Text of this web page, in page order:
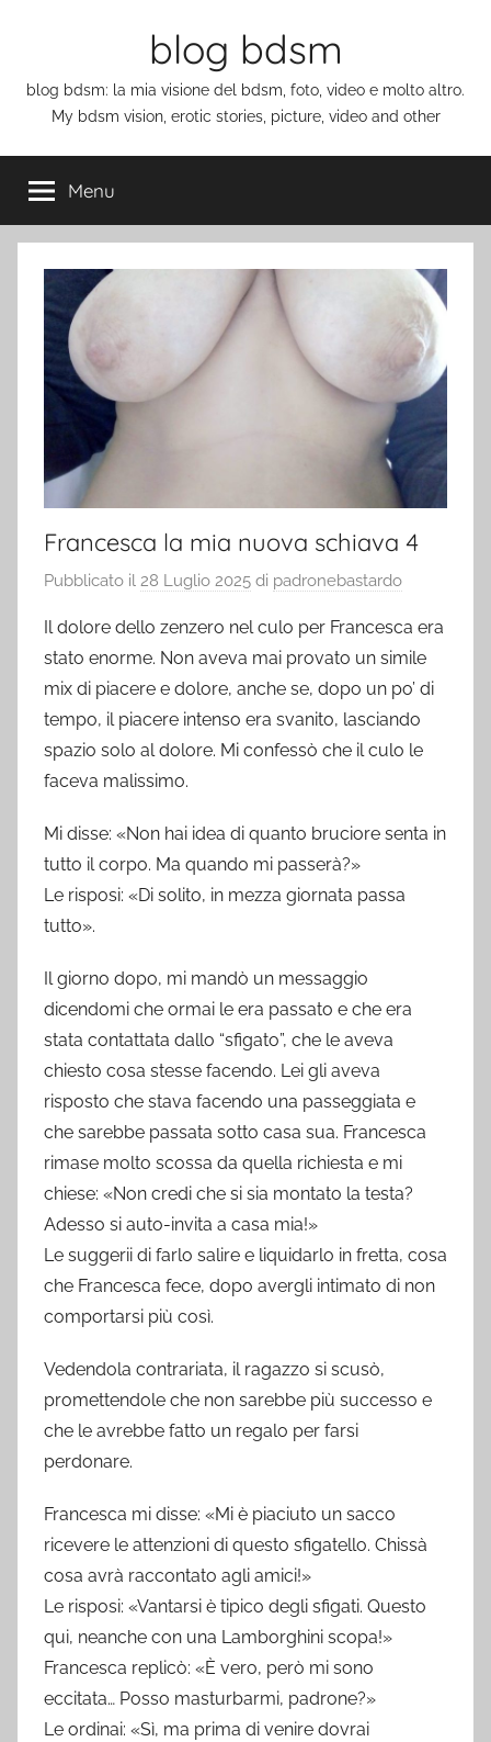
blog bdsm
blog bdsm: la mia visione del bdsm, foto, video e molto altro.
My bdsm vision, erotic stories, picture, video and other
Menu
Francesca la mia nuova schiava 4
Pubblicato il 28 Luglio 2025 di padronebastardo
Il dolore dello zenzero nel culo per Francesca era
stato enorme. Non aveva mai provato un simile
mix di piacere e dolore, anche se, dopo un po’ di
tempo, il piacere intenso era svanito, lasciando
spazio solo al dolore. Mi confessò che il culo le
faceva malissimo.
Mi disse: «Non hai idea di quanto bruciore senta in
tutto il corpo. Ma quando mi passerà?»
Le risposi: «Di solito, in mezza giornata passa
tutto».
Il giorno dopo, mi mandò un messaggio
dicendomi che ormai le era passato e che era
stata contattata dallo “sfigato”, che le aveva
chiesto cosa stesse facendo. Lei gli aveva
risposto che stava facendo una passeggiata e
che sarebbe passata sotto casa sua. Francesca
rimase molto scossa da quella richiesta e mi
chiese: «Non credi che si sia montato la testa?
Adesso si auto-invita a casa mia!»
Le suggerii di farlo salire e liquidarlo in fretta, cosa
che Francesca fece, dopo avergli intimato di non
comportarsi più così.
Vedendola contrariata, il ragazzo si scusò,
promettendole che non sarebbe più successo e
che le avrebbe fatto un regalo per farsi
perdonare.
Francesca mi disse: «Mi è piaciuto un sacco
ricevere le attenzioni di questo sfigatello. Chissà
cosa avrà raccontato agli amici!»
Le risposi: «Vantarsi è tipico degli sfigati. Questo
qui, neanche con una Lamborghini scopa!»
Francesca replicò: «È vero, però mi sono
eccitata… Posso masturbarmi, padrone?»
Le ordinai: «Sì, ma prima di venire dovrai